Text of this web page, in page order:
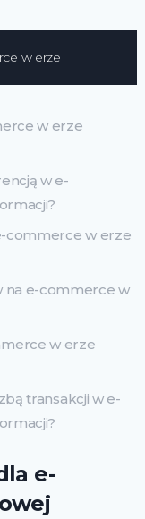
w erze
w erze
w e-
commerce w erze
na e-commerce w
w erze
transakcji w e-
e-